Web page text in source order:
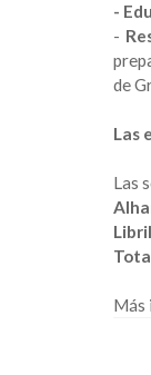
-
-
de
Las
Las
Más